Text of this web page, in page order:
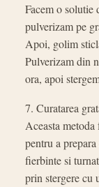
Facem o solutie
pulverizam pe
Apoi, golim
Pulverizam din
ora, apoi
7. Curatarea
Aceasta
pentru a
fierbinte si
prin stergere cu